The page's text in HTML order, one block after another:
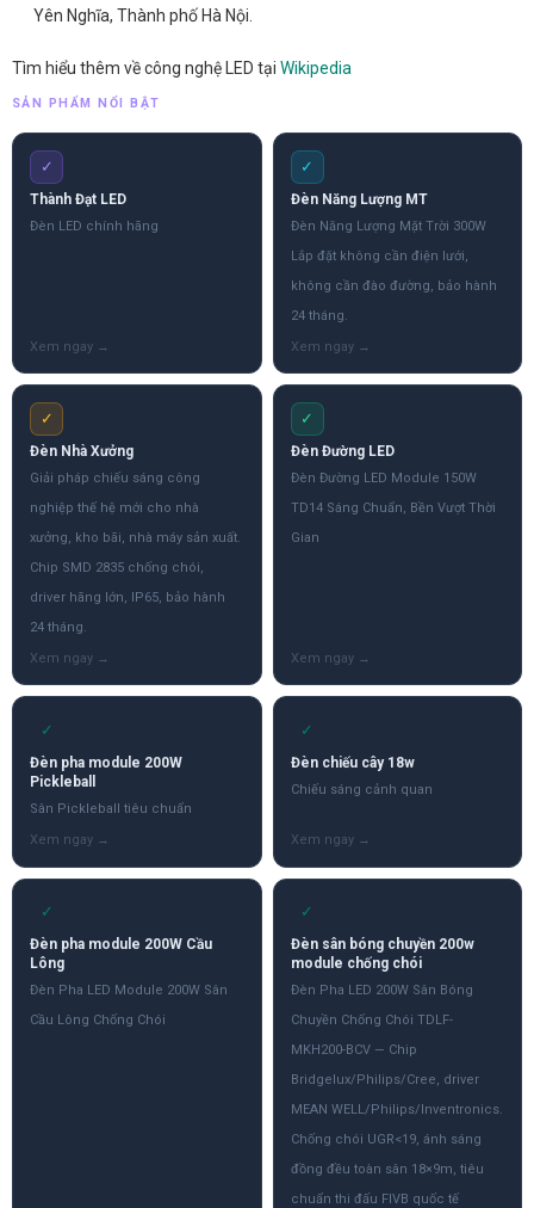
Yên Nghĩa, Thành phố Hà Nội.
Tìm hiểu thêm về công nghệ LED tại Wikipedia
SẢN PHẨM NỔI BẬT
✓
Thành Đạt LED
Đèn LED chính hãng
✓
Đèn Năng Lượng MT
Đèn Năng Lượng Mặt Trời 300W
Lắp đặt không cần điện lưới,
không cần đào đường, bảo hành
24 tháng.
✓
Đèn Nhà Xưởng
Giải pháp chiếu sáng công
nghiệp thế hệ mới cho nhà
xưởng, kho bãi, nhà máy sản xuất.
Chip SMD 2835 chống chói,
driver hãng lớn, IP65, bảo hành
24 tháng.
✓
Đèn Đường LED
Đèn Đường LED Module 150W
TD14 Sáng Chuẩn, Bền Vượt Thời
Gian
✓
Đèn pha module 200W
Pickleball
Sân Pickleball tiêu chuẩn
✓
Đèn chiếu cây 18w
Chiếu sáng cảnh quan
✓
Đèn pha module 200W Cầu
Lông
Đèn Pha LED Module 200W Sân
Cầu Lông Chống Chói
✓
Đèn sân bóng chuyền 200w
module chống chói
Đèn Pha LED 200W Sân Bóng
Chuyền Chống Chói TDLF-
MKH200-BCV — Chip
Bridgelux/Philips/Cree, driver
MEAN WELL/Philips/Inventronics.
Chống chói UGR<19, ánh sáng
đồng đều toàn sân 18×9m, tiêu
chuẩn thi đấu FIVB quốc tế